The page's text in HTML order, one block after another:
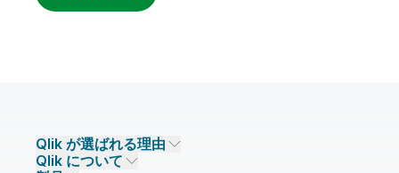
Qlik が選ばれる理由
Qlik が選ばれる理由
Qlik について